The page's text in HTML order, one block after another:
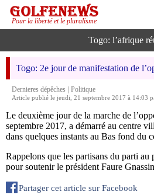
Pour la liberté et le pluralisme
Togo: l’afrique
Togo: 2e jour de manifestation de
Dernieres dépêches
Politique
Article publié le jeudi, 21 septembre 2017 à 14:03
Le deuxième jour de la marche de
septembre 2017, a démarré au centre
dans quelques instants au Bas fond du
Rappelons que les partisans du parti au
pour soutenir le président Faure
Partager cet article sur Facebook